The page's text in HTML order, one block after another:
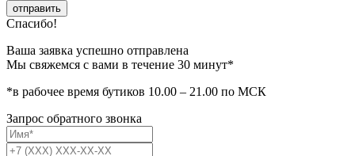
отправить
Спасибо!
Ваша заявка успешно отправлена
Мы свяжемся с вами в течение 30 минут*
*в рабочее время бутиков 10.00 – 21.00 по МСК
Запрос обратного звонка